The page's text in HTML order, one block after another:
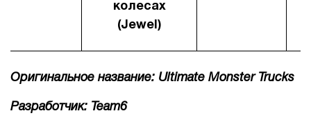
колесах
(Jewel)
Оригинальное название: Ultimate Monster Trucks
Разработчик: Team6